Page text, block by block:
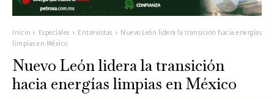
Inicio Especiales Entrevistas
Nuevo León lidera la transición hacia energías
limpias en México
Nuevo León lidera la transición
hacia energías limpias en México